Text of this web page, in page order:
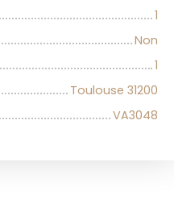
1
Non
1
Toulouse 31200
VA3048